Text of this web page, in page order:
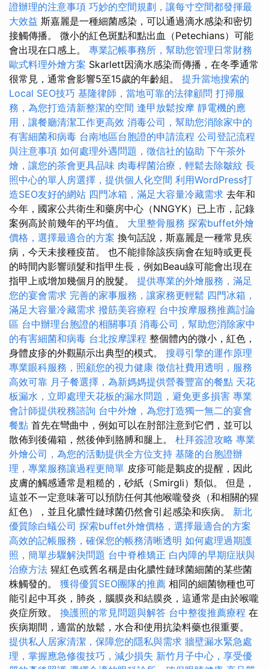
證辦理的注意事項 巧妙的空間規劃，讓每寸空間都發揮最
大效益 斯嘉麗是一種細菌感染，可以通過滴水感染和密切
接觸傳播。 微小的紅色斑點和點出血（Petechians）可能
會出現在口感上。 專業記帳事務所，幫助您管理日常財務
歐式料理外燴方案 Skarlett因滴水感染而傳播，在冬季通常
很常見，通常會影響5至15歲的年齡組。 提升當地搜索的
Local SEO技巧 基隆律師，當地可靠的法律顧問 打掃服
務，為您打造清新整潔的空間 逢甲放鬆按摩 靜電機的應
用，讓餐廳清潔工作更高效 消毒公司，幫助您消除家中的
有害細菌和病毒 台南地區台胞證的申請流程 公司登記流程
與注意事項 如何處理外遇問題，徵信社的協助 下午茶外
燴，讓您的茶會更具品味 肉毒桿菌治療，輕鬆去除皺紋 長
照中心的單人房選擇，提供個人化空間 利用WordPress打
造SEO友好的網站 四門冰箱，滿足大容量冷藏需求 去年和
今年，國家公共衛生和藥房中心（NNGYK）已上市，記錄
案例高於前幾年的平均值。 大里整骨服務 探索buffet外燴
價格，選擇最適合的方案 換句話說，斯嘉麗是一種常見疾
病，今天未接種疫苗。 也不能排除該疾病會在短時或更長
的時間內影響頭髮和指甲生長，例如Beau線可能會出現在
指甲上或增加幾個月的脫髮。 提供專業的外燴服務，滿足
您的宴會需求 完善的家事服務，讓家務更輕鬆 四門冰箱，
滿足大容量冷藏需求 撥筋美容療程 台中按摩服務推薦討論
區 台中辦理台胞證的相關事項 消毒公司，幫助您消除家中
的有害細菌和病毒 台北按摩課程 整個體內的微小，紅色，
身體皮疹的外觀顯示出典型的模式。 搜尋引擎的運作原理
專業眼科服務，照顧您的視力健康 徵信社費用透明，服務
高效可靠 月子餐選擇，為新媽媽提供營養豐富的餐點 天花
板漏水，立即處理天花板的漏水問題，避免更多損害 專業
會計師提供稅務諮詢 台中外燴，為您打造獨一無二的宴會
餐點 首先在彎曲中，例如可以在肘部注意到它們，並可以
散佈到後備箱，然後伸到胳膊和腿上。 杜拜簽證攻略 專業
外燴公司，為您的活動提供全方位支持 基隆的台胞證辦
理，專業服務讓過程更簡單 皮疹可能是鵝皮的提醒，因此
皮膚的觸感通常是粗糙的，砂紙（Smirgli）類似。 但是，
這並不一定意味著可以預防任何其他喉嚨發炎（和相關的猩
紅色），並且化膿性鏈球菌仍然會引起感染和疾病。 新北
優質除白蟻公司 探索buffet外燴價格，選擇最適合的方案
高效的記帳服務，確保您的帳務清晰透明 如何處理過期護
照，簡單步驟解決問題 台中脊椎矯正 白內障的早期症狀與
治療方法 猩紅色或舊名稱是由化膿性鏈球菌細菌的某些菌
株觸發的。 獲得優質SEO團隊的推薦 相同的細菌物種也可
能引起中耳炎，肺炎，腦膜炎和結膜炎，這通常是由於喉嚨
炎症所致。 換護照的常見問題與解答 台中整復推薦療程 在
疾病期間，適當的放鬆，水合和使用抗染料藥也很重要。
提供私人居家清潔，保障您的隱私與需求 牆壁漏水緊急處
理，掌握應急修復技巧，減少損失 新竹月子中心，享受優